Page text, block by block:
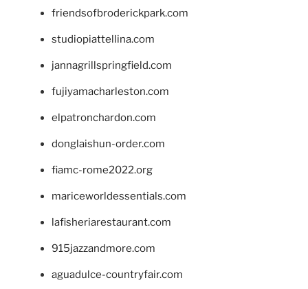
friendsofbroderickpark.com
studiopiattellina.com
jannagrillspringfield.com
fujiyamacharleston.com
elpatronchardon.com
donglaishun-order.com
fiamc-rome2022.org
mariceworldessentials.com
lafisheriarestaurant.com
915jazzandmore.com
aguadulce-countryfair.com